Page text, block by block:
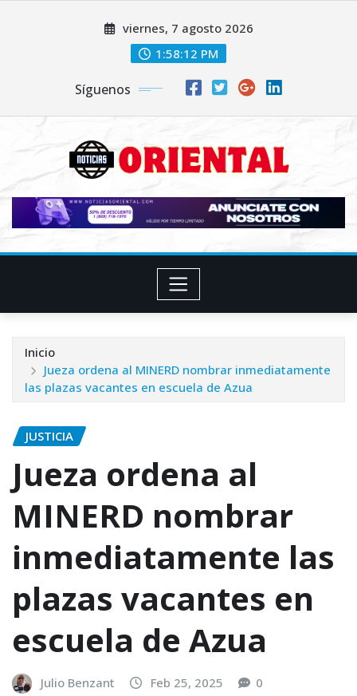
viernes, 7 agosto 2026
1:58:13 PM
Síguenos
Inicio
Jueza ordena al MINERD nombrar inmediatamente
las plazas vacantes en escuela de Azua
JUSTICIA
Jueza ordena al
MINERD nombrar
inmediatamente las
plazas vacantes en
escuela de Azua
Julio Benzant Feb 25, 2025 0